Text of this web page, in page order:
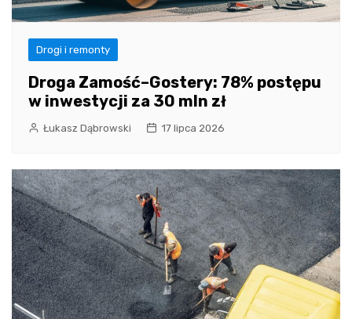
Drogi i remonty
Droga Zamość–Gostery: 78% postępu
w inwestycji za 30 mln zł
Łukasz Dąbrowski 17 lipca 2026